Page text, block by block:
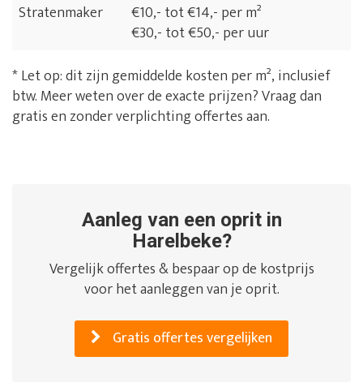
Stratenmaker
€10,- tot €14,- per m²
€30,- tot €50,- per uur
* Let op: dit zijn gemiddelde kosten per m², inclusief
btw. Meer weten over de exacte prijzen? Vraag dan
gratis en zonder verplichting offertes aan.
Aanleg van een oprit in
Harelbeke?
Vergelijk offertes & bespaar op de kostprijs
voor het aanleggen van je oprit.
Gratis offertes vergelijken